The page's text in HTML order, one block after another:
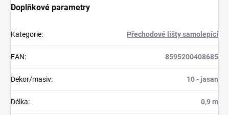
Doplňkové parametry
Kategorie: Přechodové lišty samolepící
EAN: 8595200408685
Dekor/masiv: 10 - jasan
Délka: 0,9 m